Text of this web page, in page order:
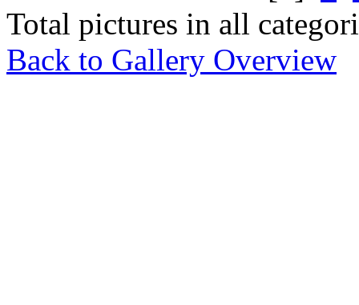
Total pictures in all
Back to Gallery Overview